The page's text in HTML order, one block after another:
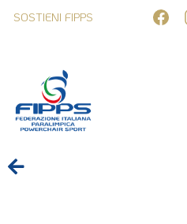
SOSTIENI FIPPS